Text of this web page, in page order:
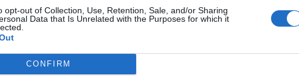
opt-out of Collection, Use, Retention, Sale, and/or Sharing
Data that Is Unrelated with the Purposes for which it
CONFIRM
la calidad de vida de las mujeres.
farmacéuticos, esta etapa se
cercano y confiable, clave para el